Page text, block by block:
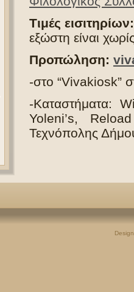
Τιμές εισιτηρίων:
εξώστη είναι
Προπώληση:
-στο “Vivakiosk”
-Καταστήματα:
Yoleni’s,
Τεχνόπολης